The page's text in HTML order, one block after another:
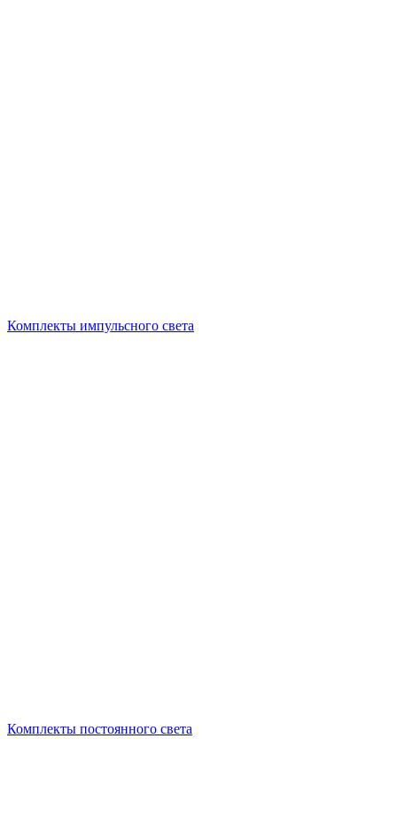
Комплекты импульсного света
Комплекты постоянного света